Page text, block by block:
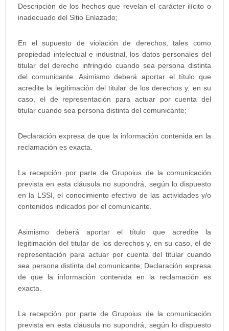
Descripción de los hechos que revelan el carácter ilícito o
inadecuado del Sitio Enlazado;
En el supuesto de violación de derechos, tales como
propiedad intelectual e industrial, los datos personales del
titular del derecho infringido cuando sea persona distinta
del comunicante. Asimismo deberá aportar el título que
acredite la legitimación del titular de los derechos y, en su
caso, el de representación para actuar por cuenta del
titular cuando sea persona distinta del comunicante;
Declaración expresa de que la información contenida en la
reclamación es exacta.
La recepción por parte de Grupoius de la comunicación
prevista en esta cláusula no supondrá, según lo dispuesto
en la LSSI, el conocimiento efectivo de las actividades y/o
contenidos indicados por el comunicante.
Asimismo deberá aportar el título que acredite la
legitimación del titular de los derechos y, en su caso, el de
representación para actuar por cuenta del titular cuando
sea persona distinta del comunicante; Declaración expresa
de que la información contenida en la reclamación es
exacta.
La recepción por parte de Grupoius de la comunicación
prevista en esta cláusula no supondrá, según lo dispuesto